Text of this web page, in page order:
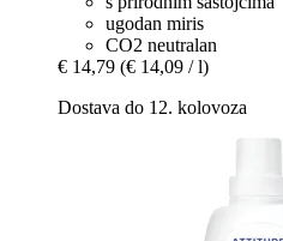
ugodan miris
CO2 neutralan
€ 14,79 (€ 14,09 / l)
Dostava do 12. kolovoza